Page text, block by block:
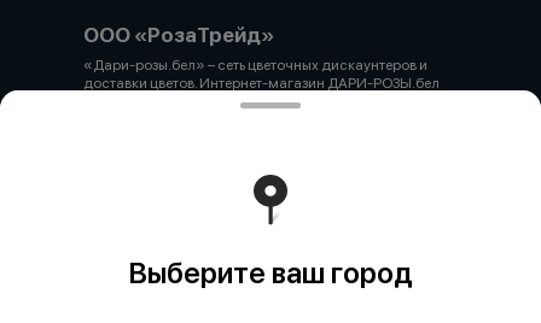
ООО «РозаТрейд»
«Дари-розы.бел» – сеть цветочных дискаунтеров и
доставки цветов. Интернет-магазин ДАРИ-РОЗЫ.бел
зарегистрирован 06.12.2021 № 524431 в Торговом
выдано администрацией Первомайского района г.
Витебска от 12.10.2021 УНП 391926869 Мы принимаем
онлайн оплату. ВНИМАНИЕ перед оплатой уточняйте
наличие товара у менеджера.
Выберите ваш город